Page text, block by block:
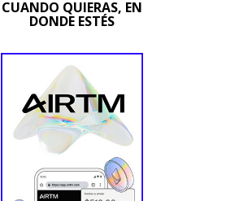
CUANDO QUIERAS, EN
DONDE ESTÉS